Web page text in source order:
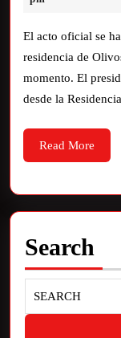
El acto oficial se
residencia de
momento. El
desde la
Read More
Search